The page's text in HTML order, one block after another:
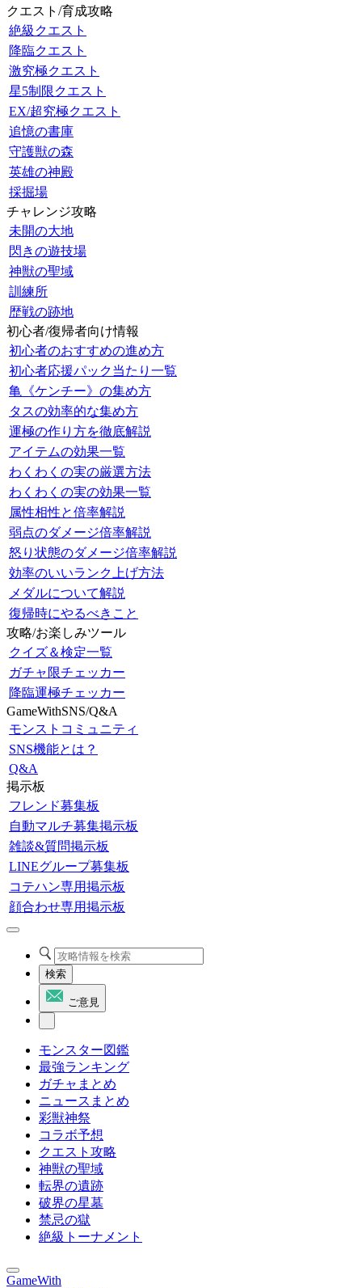
クエスト/育成攻略
絶級クエスト
降臨クエスト
激究極クエスト
星5制限クエスト
EX/超究極クエスト
追憶の書庫
守護獣の森
英雄の神殿
採掘場
チャレンジ攻略
未開の大地
閃きの遊技場
神獣の聖域
訓練所
歴戦の跡地
初心者/復帰者向け情報
初心者のおすすめの進め方
初心者応援パック当たり一覧
亀《ケンチー》の集め方
タスの効率的な集め方
運極の作り方を徹底解説
アイテムの効果一覧
わくわくの実の厳選方法
わくわくの実の効果一覧
属性相性と倍率解説
弱点のダメージ倍率解説
怒り状態のダメージ倍率解説
効率のいいランク上げ方法
メダルについて解説
復帰時にやるべきこと
攻略/お楽しみツール
クイズ＆検定一覧
ガチャ限チェッカー
降臨運極チェッカー
GameWithSNS/Q&A
モンストコミュニティ
SNS機能とは？
Q&A
掲示板
フレンド募集板
自動マルチ募集掲示板
雑談&質問掲示板
LINEグループ募集板
コテハン専用掲示板
顔合わせ専用掲示板
検索
ご意見
モンスター図鑑
最強ランキング
ガチャまとめ
ニュースまとめ
彩獣神祭
コラボ予想
クエスト攻略
神獣の聖域
転界の遺跡
破界の星墓
禁忌の獄
絶級トーナメント
GameWith